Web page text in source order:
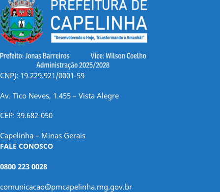
CNPJ: 19.229.921/0001-59
Av. Tico Neves, 1.455 – Vista Alegre
CEP: 39.682-050
Capelinha – Minas Gerais
FALE CONOSCO
0800 223 0028
comunicacao@pmcapelinha.mg.gov.br